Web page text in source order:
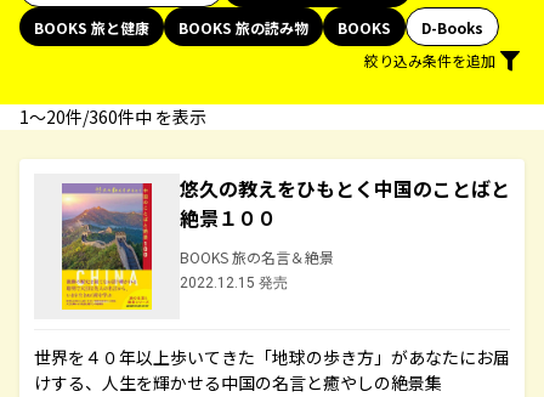
BOOKS 旅と健康
BOOKS 旅の読み物 BOOKS
D-Books
絞り込み条件を追加
1〜20件/360件中 を表示
悠久の教えをひもとく中国のことばと
絶景１００
BOOKS 旅の名言＆絶景
2022.12.15 発売
世界を４０年以上歩いてきた「地球の歩き方」があなたにお届
けする、人生を輝かせる中国の名言と癒やしの絶景集